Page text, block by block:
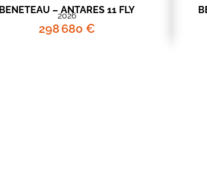
BENETEAU – ANTARES 11 FLY
2026
298 680 €